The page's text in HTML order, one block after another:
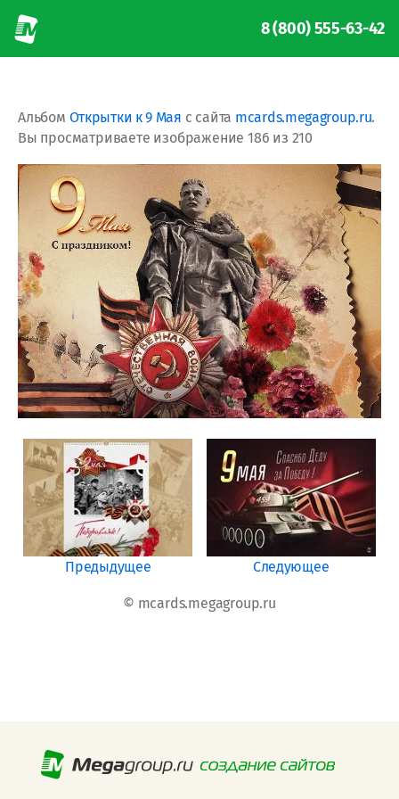
8 (800) 555-63-42
Альбом Открытки к 9 Мая с сайта mcards.megagroup.ru.
Вы просматриваете изображение 186 из 210
Предыдущее Следующее
© mcards.megagroup.ru